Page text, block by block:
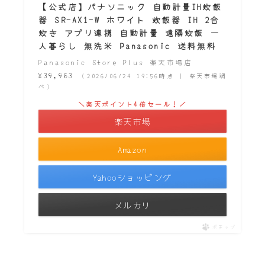
【公式店】パナソニック 自動計量IH炊飯
器 SR-AX1-W ホワイト 炊飯器 IH 2合
炊き アプリ連携 自動計量 遠隔炊飯 一
人暮らし 無洗米 Panasonic 送料無料
Panasonic Store Plus 楽天市場店
¥39,963
（2026/06/24 19:56時点 | 楽天市場調
べ）
Amazon
＼楽天ポイント4倍セール！／
楽天市場
Yahooショッピング
メルカリ
ポチップ